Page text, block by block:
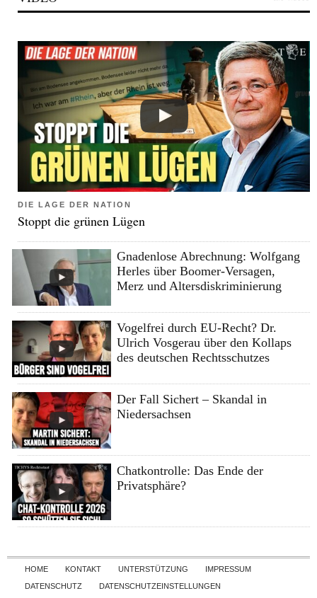
DIE LAGE DER NATION
Stoppt die grünen Lügen
Gnadenlose Abrechnung: Wolfgang
Herles über Boomer-Versagen,
Merz und Altersdiskriminierung
Vogelfrei durch EU-Recht? Dr.
Ulrich Vosgerau über den Kollaps
des deutschen Rechtsschutzes
Der Fall Sichert – Skandal in
Niedersachsen
Chatkontrolle: Das Ende der
Privatsphäre?
Skip to content
HOME KONTAKT UNTERSTÜTZUNG
IMPRESSUM
DATENSCHUTZ
DATENSCHUTZEINSTELLUNGEN